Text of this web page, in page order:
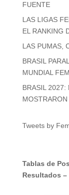
FUENTE
LAS LIGAS
EL RANKING
LAS PUMAS,
BRASIL
MUNDIAL
BRASIL 2027:
Tweets by
Tablas de
Resultados –